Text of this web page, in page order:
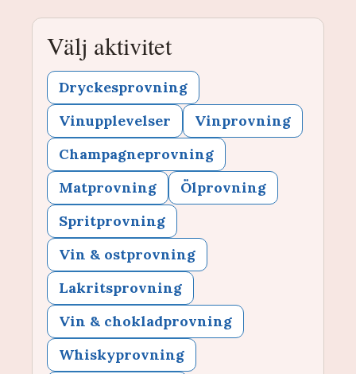
Välj aktivitet
Dryckesprovning
Vinupplevelser
Vinprovning
Champagneprovning
Matprovning
Ölprovning
Spritprovning
Vin & ostprovning
Lakritsprovning
Vin & chokladprovning
Whiskyprovning